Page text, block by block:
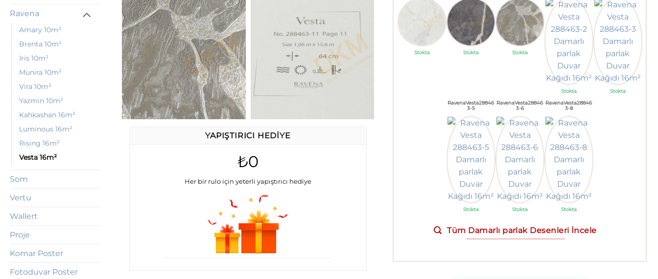
Ravena
Amary 10m²
Brenta 10m²
Iris 10m²
Munira 10m²
Vira 10m²
Yazmin 10m²
Kahkashan 16m²
Luminous 16m²
Rising 16m²
Vesta 16m²
Som
Vertu
Wallert
Proje
Komar Poster
Fotoduvar Poster
YAPIŞTIRICI HEDIYE
₺0
Her bir rulo için yeterli yapıştırıcı hediye
Stokta Stokta Stokta
Stokta
Stokta
RavenaVesta28846
3-5
Stokta
RavenaVesta28846
3-6
Stokta
RavenaVesta28846
3-8
Stokta
Tüm Damarlı parlak Desenleri İncele